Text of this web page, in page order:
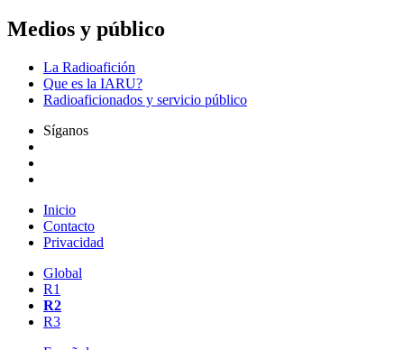
Medios y público
La Radioafición
Que es la IARU?
Radioaficionados y servicio público
Síganos
Inicio
Contacto
Privacidad
Global
R1
R2
R3